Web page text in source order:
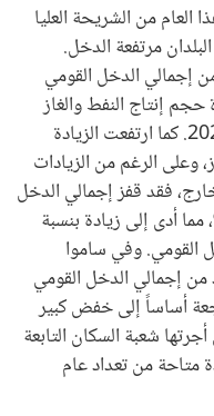
العام من الشريحة العليا
مرتفعة الدخل.
إجمالي الدخل القومي
إنتاج النفط والغاز
الذي ارتفع بأكثر من الضعف في عام 2022. كما ارتفعت الزيادة
وعلى الرغم من الزيادات
فقد قفز إجمالي الدخل
الاسمي في غيانا بنسبة 86.2%، مما أدى إلى زيادة بنسبة
القومي. وفي ساموا
من إجمالي الدخل القومي
أطلس في عام 2022 راجعة أساساً إلى خفض كبير
أجرتها شعبة السكان التابعة
متاحة من تعداد عام